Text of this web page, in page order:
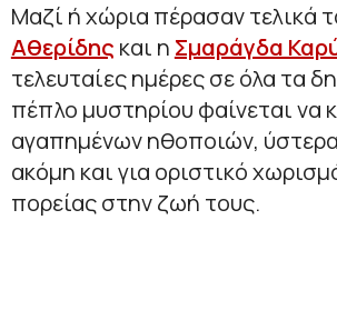
Μαζί ή χώρια πέρασαν τελικά
Αθερίδης και η Σμαράγδα
τελευταίες ημέρες σε όλα τα
πέπλο μυστηρίου φαίνεται να
αγαπημένων ηθοποιών,
ακόμη και για οριστικό
πορείας στην ζωή τους.